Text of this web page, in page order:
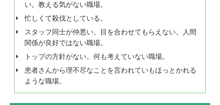
い。教える気がない職場。
忙しくて殺伐としている。
スタッフ同士が仲悪い。目を合わせてもらえない。人間
関係が良好ではない職場。
トップの方針がない。何も考えていない職場。
患者さんから理不尽なことを言われていもほっとかれる
ような職場。